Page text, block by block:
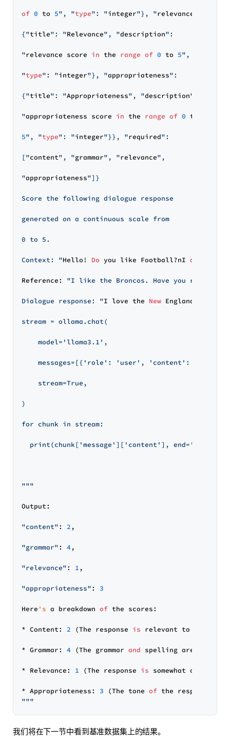
of 0 to 5", "type": "integer"}, "relevance
{"title": "Relevance", "description":
"relevance score in the range of 0 to 5",
"type": "integer"}, "appropriateness":
{"title": "Appropriateness", "description":
"appropriateness score in the range of 0 to
5", "type": "integer"}}, "required":
["content", "grammar", "relevance",
"appropriateness"]}
Score the following dialogue response
generated on a continuous scale from
0 to 5.
Context: "Hello! Do you like Football?nI do
Reference: "I like the Broncos. Have you read the
Dialogue response: "I love the New England
stream = ollama.chat(
    model='llama3.1',
messages=[{'role': 'user', 'content':
    stream=True,
)
for chunk in stream:
print(chunk['message']['content'], end='',
"""
Output:
"content": 2 ,
"grammar": 4,
"relevance": 1 ,
"appropriateness": 3
Here 's a breakdown of the scores:
* Content: 2 (The response is relevant to the
* Grammar: 4 (The grammar and spelling are mostly
* Relevance: 1 (The response is somewhat off-
* Appropriateness: 3 (The tone of the response
我们将在下一节中看到基准数据集上的结果。